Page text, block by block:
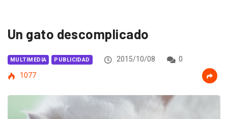
Un gato descomplicado
MULTIMEDIA PUBLICIDAD 2015/10/08
0
1077